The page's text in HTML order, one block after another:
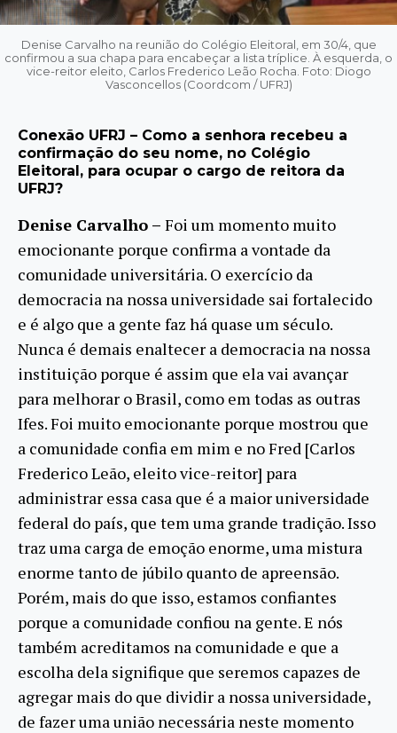
Denise Carvalho na reunião do Colégio Eleitoral, em 30/4, que
confirmou a sua chapa para encabeçar a lista tríplice. À esquerda, o
vice-reitor eleito, Carlos Frederico Leão Rocha. Foto: Diogo
Vasconcellos (Coordcom / UFRJ)
Conexão UFRJ – Como a senhora recebeu a
confirmação do seu nome, no Colégio
Eleitoral, para ocupar o cargo de reitora da
UFRJ?
Denise Carvalho – Foi um momento muito
emocionante porque confirma a vontade da
comunidade universitária. O exercício da
democracia na nossa universidade sai fortalecido
e é algo que a gente faz há quase um século.
Nunca é demais enaltecer a democracia na nossa
instituição porque é assim que ela vai avançar
para melhorar o Brasil, como em todas as outras
Ifes. Foi muito emocionante porque mostrou que
a comunidade confia em mim e no Fred [Carlos
Frederico Leão, eleito vice-reitor] para
administrar essa casa que é a maior universidade
federal do país, que tem uma grande tradição. Isso
traz uma carga de emoção enorme, uma mistura
enorme tanto de júbilo quanto de apreensão.
Porém, mais do que isso, estamos confiantes
porque a comunidade confiou na gente. E nós
também acreditamos na comunidade e que a
escolha dela signifique que seremos capazes de
agregar mais do que dividir a nossa universidade,
de fazer uma união necessária neste momento